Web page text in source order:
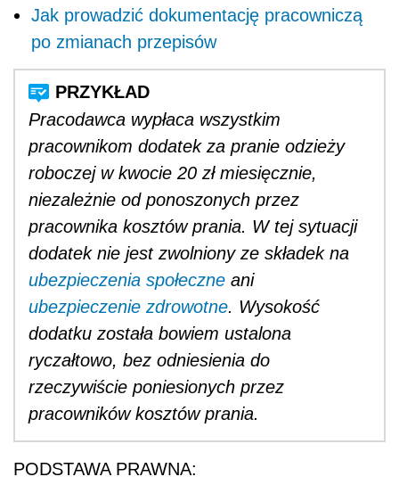
Jak prowadzić dokumentację pracowniczą
po zmianach przepisów
Pracodawca wypłaca wszystkim
pracownikom dodatek za pranie odzieży
roboczej w kwocie 20 zł miesięcznie,
niezależnie od ponoszonych przez
pracownika kosztów prania. W tej sytuacji
dodatek nie jest zwolniony ze składek na
ubezpieczenia społeczne ani
ubezpieczenie zdrowotne. Wysokość
dodatku została bowiem ustalona
ryczałtowo, bez odniesienia do
rzeczywiście poniesionych przez
pracowników kosztów prania.
PODSTAWA PRAWNA: